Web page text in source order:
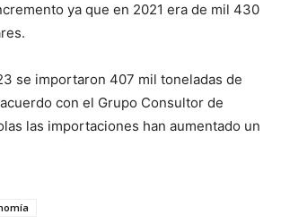
ya que en 2021 era de mil 430
se importaron 407 mil toneladas de
con el Grupo Consultor de
las importaciones han aumentado un